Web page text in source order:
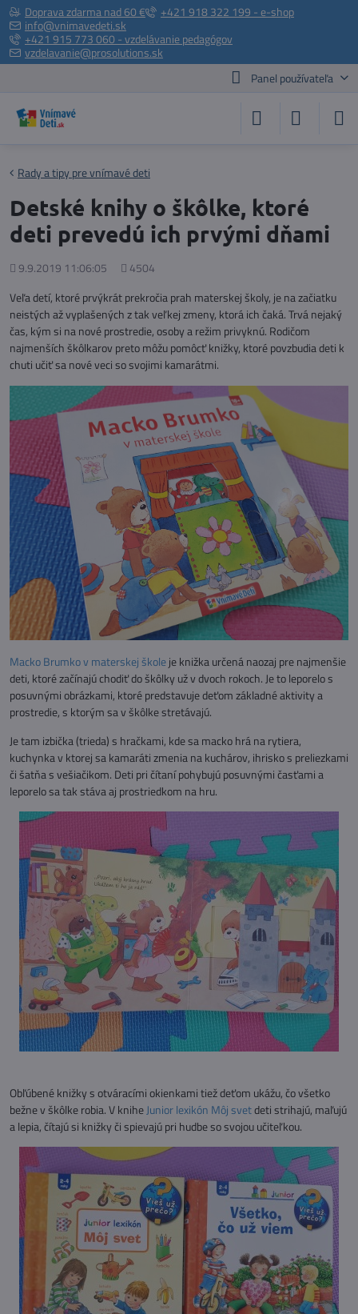
Doprava zdarma nad 60 €
+421 918 322 199 - e-shop
info@vnimavedeti.sk
+421 915 773 060 - vzdelávanie pedagógov
vzdelavanie@prosolutions.sk
Panel používateľa
Rady a tipy pre vnímavé deti
Detské knihy o škôlke, ktoré
deti prevedú ich prvými dňami
Pridané
9.9.2019 11:06:05
Počet
4504
Veľa detí, ktoré prvýkrát prekročia prah materskej školy, je na začiatku
neistých až vyplašených z tak veľkej zmeny, ktorá ich čaká. Trvá nejaký
čas, kým si na nové prostredie, osoby a režim privyknú. Rodičom
najmenších škôlkarov preto môžu pomôcť knižky, ktoré povzbudia deti k
chuti učiť sa nové veci so svojimi kamarátmi.
Macko Brumko v materskej školeje knižka určená naozaj pre najmenšie
deti, ktoré začínajú chodiť do škôlky už v dvoch rokoch. Je to leporelo s
posuvnými obrázkami, ktoré predstavuje deťom základné aktivity a
prostredie, s ktorým sa v škôlke stretávajú.
Je tam izbička (trieda) s hračkami, kde sa macko hrá na rytiera,
kuchynka v ktorej sa kamaráti zmenia na kuchárov, ihrisko s preliezkami
či šatňa s vešiačikom. Deti pri čítaní pohybujú posuvnými časťami a
leporelo sa tak stáva aj prostriedkom na hru.
Obľúbené knižky s otváracími okienkami tiež deťom ukážu, čo všetko
bežne v škôlke robia. V kniheJunior lexikón Môj svetdeti strihajú, maľujú
a lepia, čítajú si knižky či spievajú pri hudbe so svojou učiteľkou.